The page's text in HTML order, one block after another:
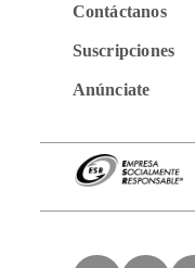
Contáctanos
Suscripciones
Anúnciate